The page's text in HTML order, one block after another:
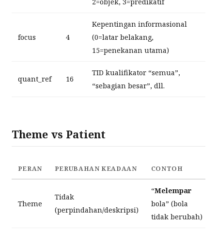
focus 4
Kepentingan informasional
(0=latar belakang,
15=penekanan utama)
quant_ref 16
TID kualifikator “semua”,
“sebagian besar”, dll.
Theme vs Patient
PERAN PERUBAHAN KEADAAN CONTOH
Theme
Tidak
(perpindahan/deskripsi)
“Melempar
bola” (bola
tidak berubah)